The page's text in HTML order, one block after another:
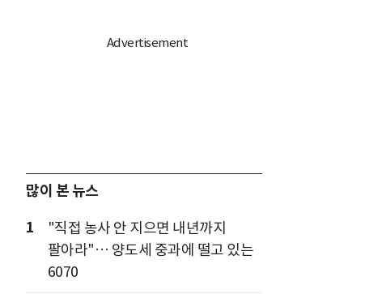
많이 본 뉴스
1
"직접 농사 안 지으면 내년까지
팔아라"… 양도세 중과에 떨고 있는
6070